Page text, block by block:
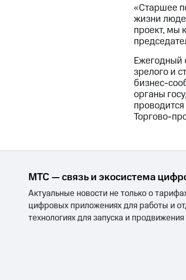
«Старшее
жизни
проект, мы
Ежегодный
зрелого и
бизнес-
органы
Торгово-
МТС — связь и экосистема
Актуальные новости не только о
цифровых приложениях для работы и
технологиях для запуска и